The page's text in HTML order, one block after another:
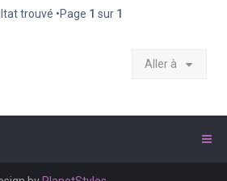
trouvé •Page 1 sur 1
Aller à